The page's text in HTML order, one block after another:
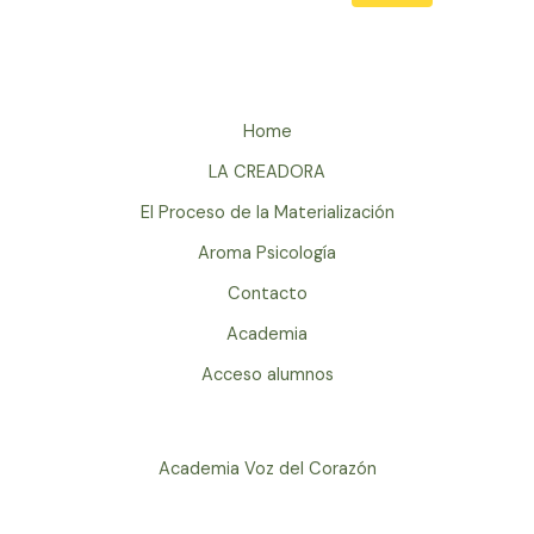
Home
LA CREADORA
El Proceso de la Materialización
Aroma Psicología
Contacto
Academia
Acceso alumnos
Academia Voz del Corazón